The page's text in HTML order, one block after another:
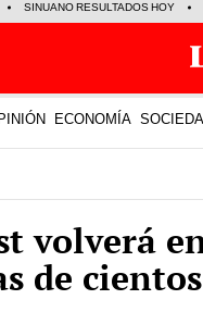
SINUANO RESULTADOS HOY
ECONOMÍA
volverá
de